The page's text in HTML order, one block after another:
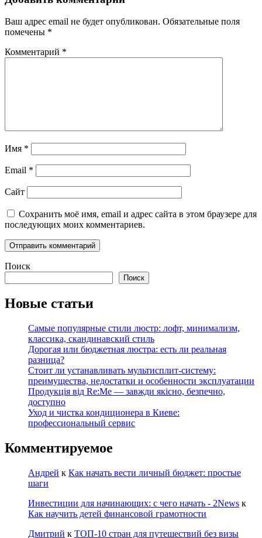
Ваш адрес email не будет опубликован. Обязательные поля
помечены *
Комментарий *
Имя *
Email *
Сайт
Сохранить моё имя, email и адрес сайта в этом браузере для
последующих моих комментариев.
Поиск
Поиск
Новые статьи
Самые популярные стили люстр: лофт, минимализм,
классика, скандинавский стиль
Дорогая или бюджетная люстра: есть ли реальная
разница?
Стоит ли устанавливать мультисплит-систему:
преимущества, недостатки и особенности эксплуатации
Продукція від Re:Me — завжди якісно, безпечно,
доступно
Уход и чистка кондиционера в Киеве:
профессиональный сервис
Комментируемое
Андрей к Как начать вести личный бюджет: простые
шаги
Инвестиции для начинающих: с чего начать - 2News к
Как научить детей финансовой грамотности
Дмитрий к ТОП-10 стран для путешествий без визы